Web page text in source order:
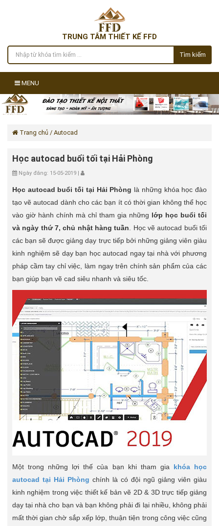
TRUNG TÂM THIẾT KẾ FFD
Tìm kiếm
MENU
Trang chủ / Autocad
Học autocad buổi tối tại Hải Phòng
Ngày đăng: 15-05-2019 |
Học autocad buổi tối tại Hải Phòng là những khóa học đào
tạo vẽ autocad dành cho các bạn ít có thời gian không thể học
vào giờ hành chính mà chỉ tham gia những lớp học buổi tối
và ngày thứ 7, chủ nhật hàng tuần . Học vẽ autocad buổi tối
các bạn sẽ được giảng dạy trực tiếp bởi những giảng viên giàu
kinh nghiệm sẽ dạy bạn học autocad ngay tại nhà với phương
pháp cầm tay chỉ việc, làm ngay trên chính sản phẩm của các
bạn giúp bạn vẽ cad siêu nhanh và siêu tốc.
Một trong những lợi thế của bạn khi tham gia khóa học
autocad tại Hải Phòng chính là có đội ngũ giảng viên giàu
kinh nghiệm trong việc thiết kế bản vẽ 2D & 3D trực tiếp giảng
dạy tại nhà cho bạn và bạn không phải đi lại nhiều, không phải
mất thời gian chờ sắp xếp lớp, thuận tiện trong công việc cũng